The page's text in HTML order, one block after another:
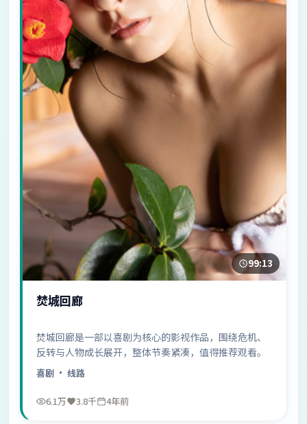
99:13
焚城回廊
焚城回廊是一部以喜剧为核心的影视作品，围绕危机、
反转与人物成长展开，整体节奏紧凑，值得推荐观看。
喜剧 · 线路
6.1万 3.8千 4年前